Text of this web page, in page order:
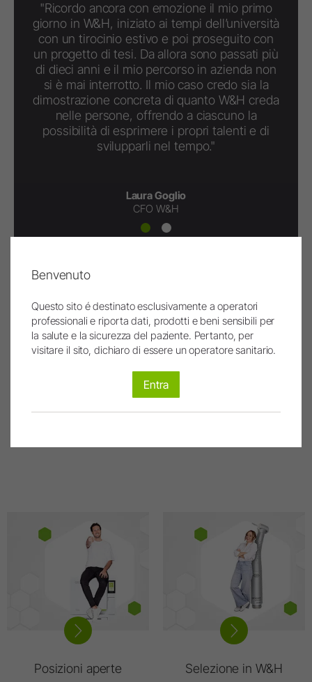
"Ricordo ancora con emozione il mio primo
giorno in W&H, iniziato ai tempi dell’università
con un tirocinio estivo e poi proseguito con
un progetto di tesi. Da allora sono passati più
di dieci anni e il mio percorso in azienda non
si è mai interrotto. Il mio caso credo sia la
dimostrazione concreta di quanto W&H creda
nelle persone, offrendo a ciascuno la
possibilità di esprimere i propri talenti e di
svilupparli nel tempo."
Laura Goglio
CFO W&H
Vuoi candidarti per un tirocinio in
W&H?
Visita la sezione Lavora con noi
oppure scrivici a
careers.steri@wh.com
Posizioni aperte Selezione in W&H
Benvenuto
Questo sito é destinato esclusivamente a operatori
professionali e riporta dati, prodotti e beni sensibili per
la salute e la sicurezza del paziente. Pertanto, per
visitare il sito, dichiaro di essere un operatore sanitario.
Entra